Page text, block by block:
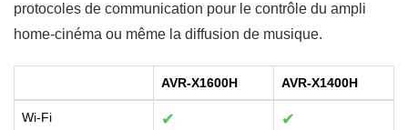
protocoles de communication pour le contrôle du ampli
home-cinéma ou même la diffusion de musique.
AVR-X1600H AVR-X1400H
Wi-Fi ✔ ✔